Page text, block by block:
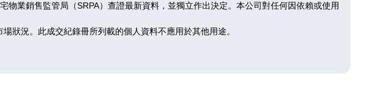
業銷售監管局（SRPA）查證最新資料，並獨立作出決定。本公司對任何因依賴或使用
狀況。此成交紀錄冊所列載的個人資料不應用於其他用途。